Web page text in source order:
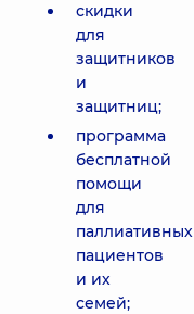
скидки
для
защитников
и
защитниц;
программа
бесплатной
помощи
для
паллиативных
пациентов
и их
семей;